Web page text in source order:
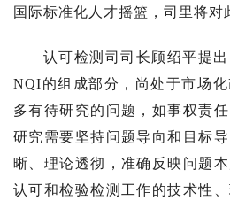
国际标准化人才摇篮，司里将对
认可检测司司长顾绍平提
NQI的组成部分，尚处于市场
多有待研究的问题，如事权责
研究需要坚持问题导向和目标
晰、理论透彻，准确反映问题
认可和检验检测工作的技术性